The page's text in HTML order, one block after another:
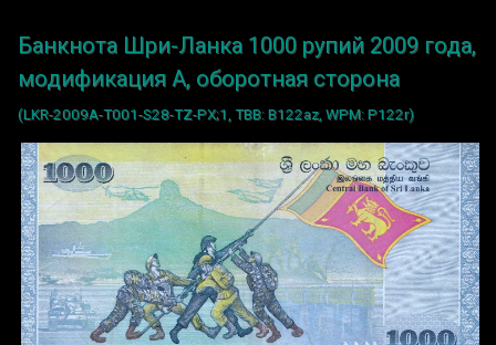
Банкнота Шри-Ланка 1000 рупий 2009 года,
модификация A, оборотная сторона
(LKR-2009A-T001-S28-TZ-PX;1, TBB: B122az, WPM: P122r)